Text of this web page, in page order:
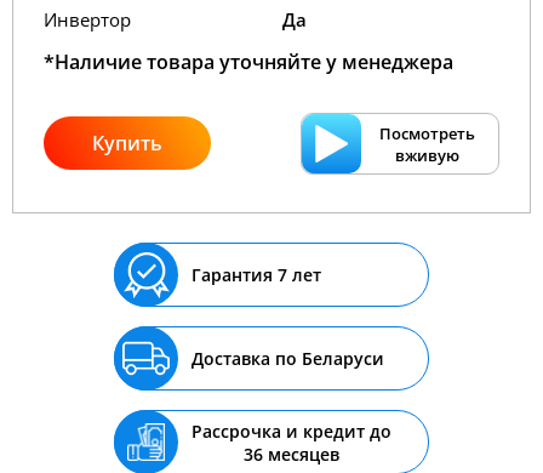
Инвертор
Да
*Наличие товара уточняйте у менеджера
Купить
Посмотреть
вживую
Гарантия 7 лет
Доставка по Беларуси
Рассрочка и кредит до
36 месяцев